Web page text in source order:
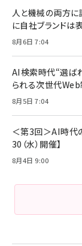
人と機械の両方に
に自社ブランドは
8月6日 7:04
AI検索時代“選ば
られる次世代Web
8月5日 7:04
＜第3回＞AI時代
30（水）開催】
8月4日 9:00